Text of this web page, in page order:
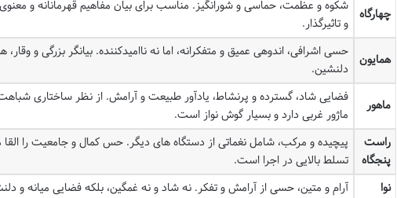
چهارگاه
شکوه و عظمت، حماسی و شورانگیز. مناسب برای بیان مفاهیم قهرمانانه و
و تاثیرگذار.
همایون
حسی اشرافی، اندوهی عمیق و متفکرانه، اما نه ناامیدکننده. بیانگر بزرگی و وقار،
دلنشین.
ماهور
فضایی شاد، گسترده و پرنشاط، یادآور طبیعت و آرامش. از نظر ساختاری
ماژور غربی دارد و بسیار گوش نواز است.
راست
پنجگاه
پیچیده و مرکب، شامل نغماتی از دستگاه های دیگر. حس کمال و جامعیت را القا
تسلط بالایی در اجرا است.
نوا آرام و متین، حسی از آرامش و تفکر. نه شاد و نه غمگین، بلکه فضایی میانه و